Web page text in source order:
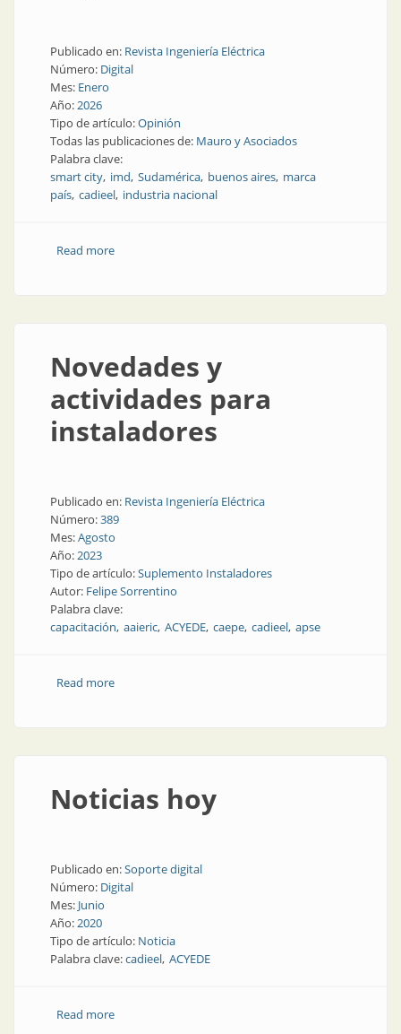
Publicado en: Revista Ingeniería Eléctrica
Número: Digital
Mes: Enero
Año:2026
Tipo de artículo:Opinión
Todas las publicaciones de: Mauro y Asociados
Palabra clave:
smart city imd Sudamérica buenos aires marca
país cadieel industria nacional
Read moreabout Ciudades inteligentes: la oportunidad de
Novedades y
actividades para
instaladores
Publicado en: Revista Ingeniería Eléctrica
Número:389
Mes:Agosto
Año:2023
Tipo de artículo:Suplemento Instaladores
Autor: Felipe Sorrentino
Palabra clave:
capacitación aaieric ACYEDE caepe cadieel apse
Read moreabout Novedades y actividades para instaladores
Noticias hoy
Publicado en:Soporte digital
Número: Digital
Mes: Junio
Año:2020
Tipo de artículo: Noticia
Palabra clave:cadieel ACYEDE
Read moreabout Noticias hoy